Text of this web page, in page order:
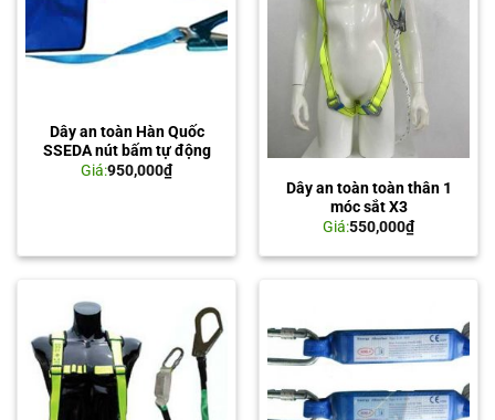
Dây an toàn Hàn Quốc
SSEDA nút bấm tự động
Giá:950,000₫
Dây an toàn toàn thân 1
móc sắt X3
Giá:550,000₫